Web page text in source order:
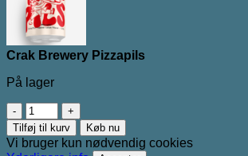
Crak Brewery Pizzapils
På lager
Crak
Brewery
Pizzapils
antal
Tilføj til kurv Køb nu
Vi bruger kun nødvendig cookies